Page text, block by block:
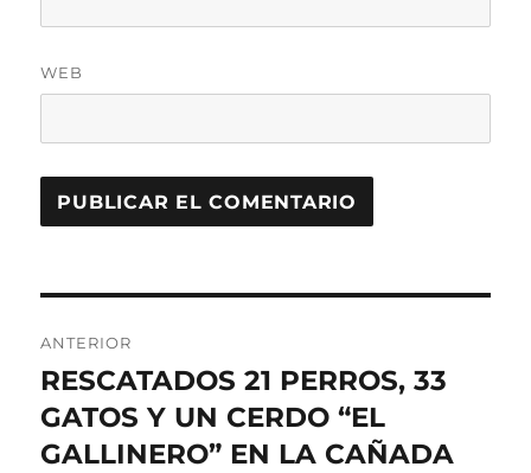
WEB
de
entradas
ANTERIOR
Entrada
anterior:
RESCATADOS 21 PERROS, 33
GATOS Y UN CERDO “EL
GALLINERO” EN LA CAÑADA